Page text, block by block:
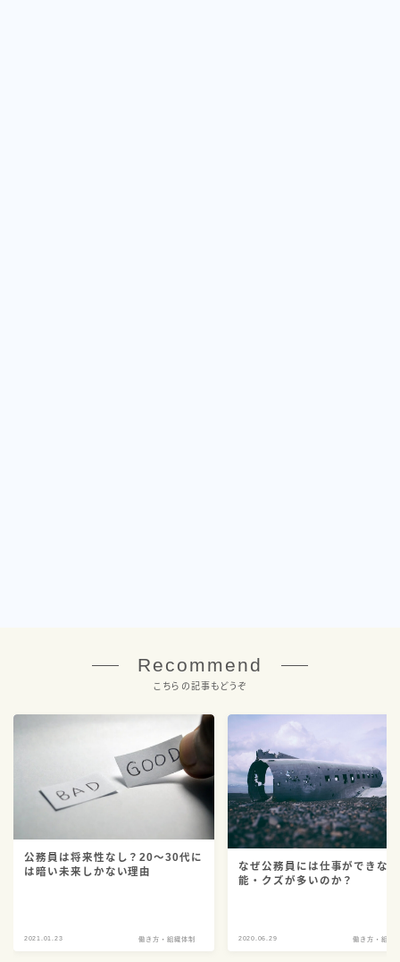
Recommend
こちらの記事もどうぞ
公務員は将来性なし？20～30代に
は暗い未来しかない理由
2021.01.23 働き方・組織体制
なぜ公務員には仕事ができな
能・クズが多いのか？
2020.06.29 働き方・組織